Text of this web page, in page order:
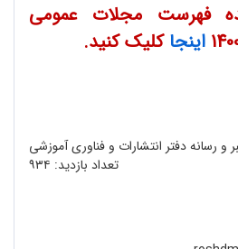
فهرست مجلات عمومی
اینجاکلیک کنید.
و رسانه دفتر انتشارات و فناوری آموزشی
تعداد بازدید: ۹۳۴